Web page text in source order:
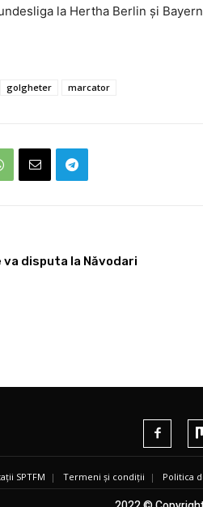
la Hertha Berlin și
golgheter marcator
va disputa la Năvodari
SPTFM | Termeni și condiții | Politica